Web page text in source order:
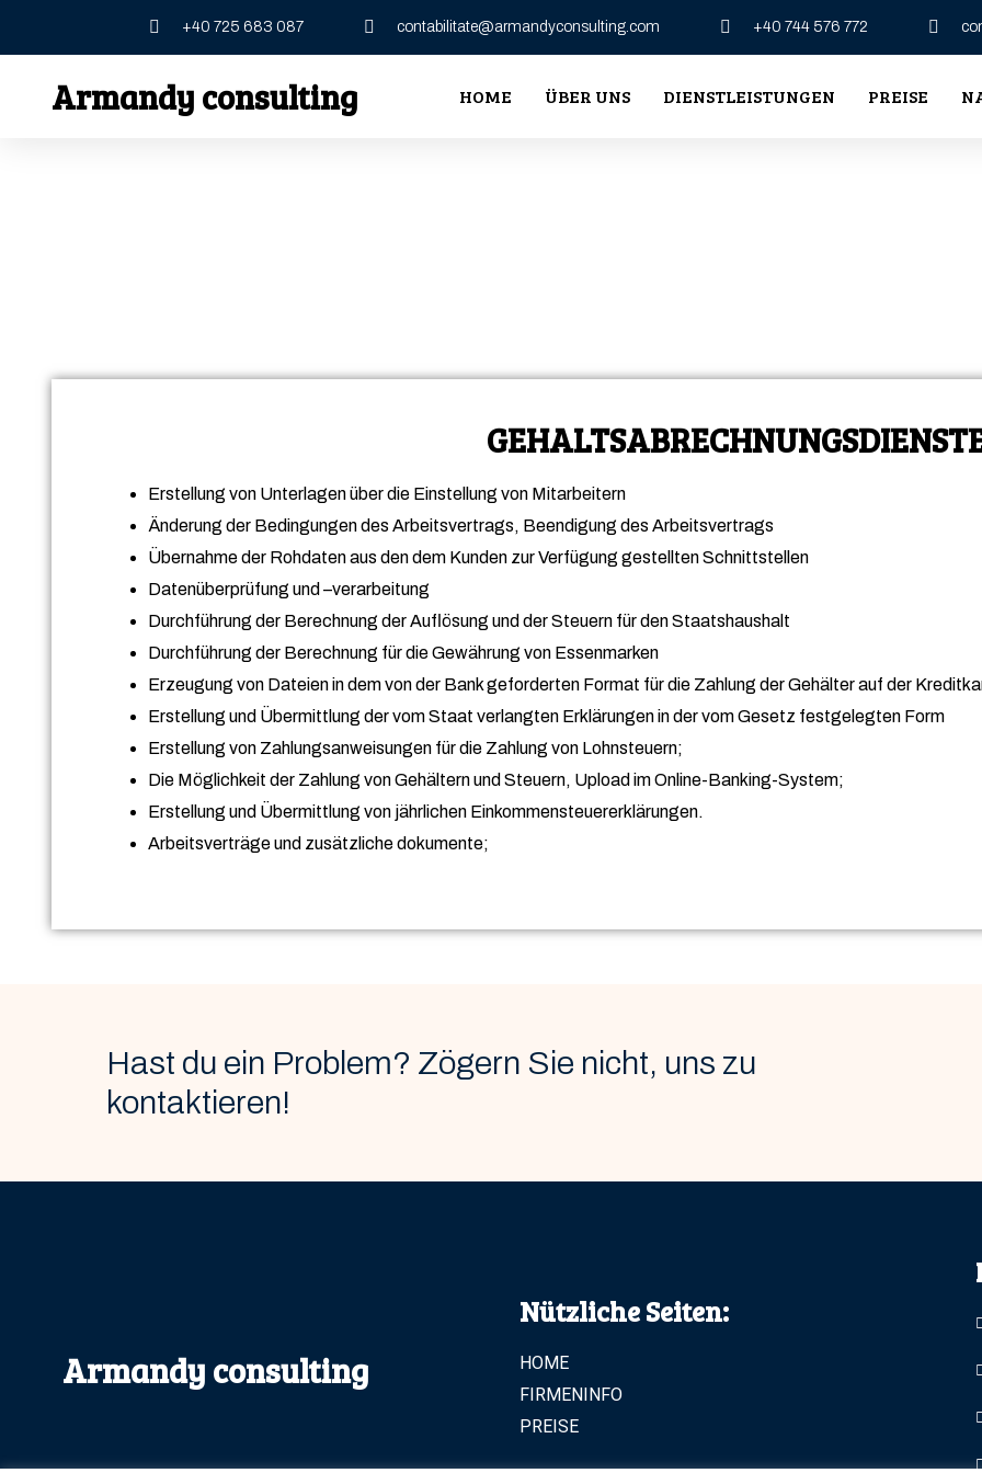
+40 725 683 087 contabilitate@armandyconsulting.com +40 744 576 772
Armandy consulting HOME ÜBER UNS DIENSTLEISTUNGEN PREISE
Erstellung von Unterlagen über die Einstellung von Mitarbeitern
Änderung der Bedingungen des Arbeitsvertrags, Beendigung des Arbeitsvertrags
Übernahme der Rohdaten aus den dem Kunden zur Verfügung gestellten Schnittstellen
Datenüberprüfung und –verarbeitung
Durchführung der Berechnung der Auflösung und der Steuern für den Staatshaushalt
Durchführung der Berechnung für die Gewährung von Essenmarken
Erzeugung von Dateien in dem von der Bank geforderten Format für die Zahlung der Gehälter auf der
Erstellung und Übermittlung der vom Staat verlangten Erklärungen in der vom Gesetz festgelegten Form
Erstellung von Zahlungsanweisungen für die Zahlung von Lohnsteuern;
Die Möglichkeit der Zahlung von Gehältern und Steuern, Upload im Online-Banking-System;
Erstellung und Übermittlung von jährlichen Einkommensteuererklärungen.
Arbeitsverträge und zusätzliche dokumente;
Hast du ein Problem? Zögern Sie nicht, uns zu
kontaktieren!
Armandy consulting
Nützliche Seiten:
HOME
FIRMENINFO
PREISE